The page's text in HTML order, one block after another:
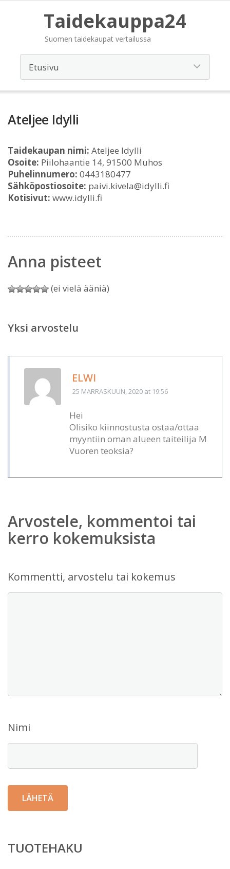
Taidekauppa24
Suomen taidekaupat vertailussa
Ateljee Idylli
Taidekaupan nimi: Ateljee Idylli
Osoite: Piilohaantie 14, 91500 Muhos
Puhelinnumero: 0443180477
Sähköpostiosoite: paivi.kivela@idylli.fi
Kotisivut: www.idylli.fi
Anna pisteet
(ei vielä ääniä)
Yksi arvostelu
ELWI
25 MARRASKUUN, 2020 at 19:56
Hei
Olisiko kiinnostusta ostaa/ottaa
myyntiin oman alueen taiteilija M
Vuoren teoksia?
Arvostele, kommentoi tai
kerro kokemuksista
Kommentti, arvostelu tai kokemus
Nimi
TUOTEHAKU